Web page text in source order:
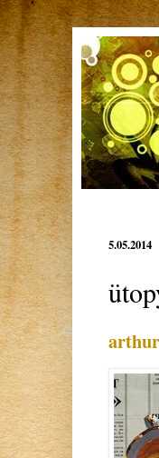
5.05.2014